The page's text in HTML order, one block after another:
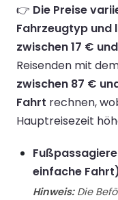
👉 Die Preise
Fahrzeugtyp und
zwischen 17 €
Reisenden mit
zwischen 87 €
Fahrt rechnen,
Hauptreisezeit
Fußpassagiere
einfache
Hinweis:Die